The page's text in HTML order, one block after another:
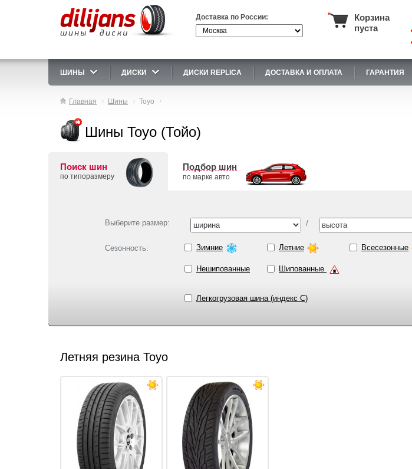
Доставка по России:
Корзина
пуста
ШИНЫ ДИСКИ ДИСКИ REPLICA ДОСТАВКА И ОПЛАТА ГАРАНТИЯ
Главная Шины Toyo
Шины Toyo (Тойо)
Поиск шин
по типоразмеру
Подбор шин
по марке авто
Выберите размер: /
Сезонность: Зимние Летние Всесезонные
Нешипованные Шипованные
Легкогрузовая шина (индекс C)
Летняя резина Toyo